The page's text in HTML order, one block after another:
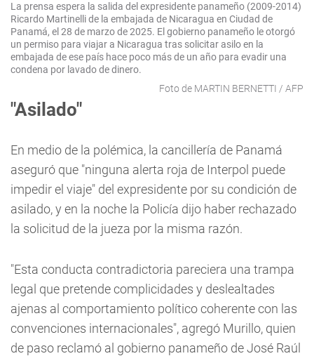
La prensa espera la salida del expresidente panameño (2009-2014)
Ricardo Martinelli de la embajada de Nicaragua en Ciudad de
Panamá, el 28 de marzo de 2025. El gobierno panameño le otorgó
un permiso para viajar a Nicaragua tras solicitar asilo en la
embajada de ese país hace poco más de un año para evadir una
condena por lavado de dinero.
Foto de MARTIN BERNETTI / AFP
"Asilado"
En medio de la polémica, la cancillería de Panamá
aseguró que "ninguna alerta roja de Interpol puede
impedir el viaje" del expresidente por su condición de
asilado, y en la noche la Policía dijo haber rechazado
la solicitud de la jueza por la misma razón.
"Esta conducta contradictoria pareciera una trampa
legal que pretende complicidades y deslealtades
ajenas al comportamiento político coherente con las
convenciones internacionales", agregó Murillo, quien
de paso reclamó al gobierno panameño de José Raúl